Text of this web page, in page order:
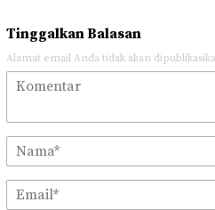
Tinggalkan Balasan
Alamat email Anda tidak akan